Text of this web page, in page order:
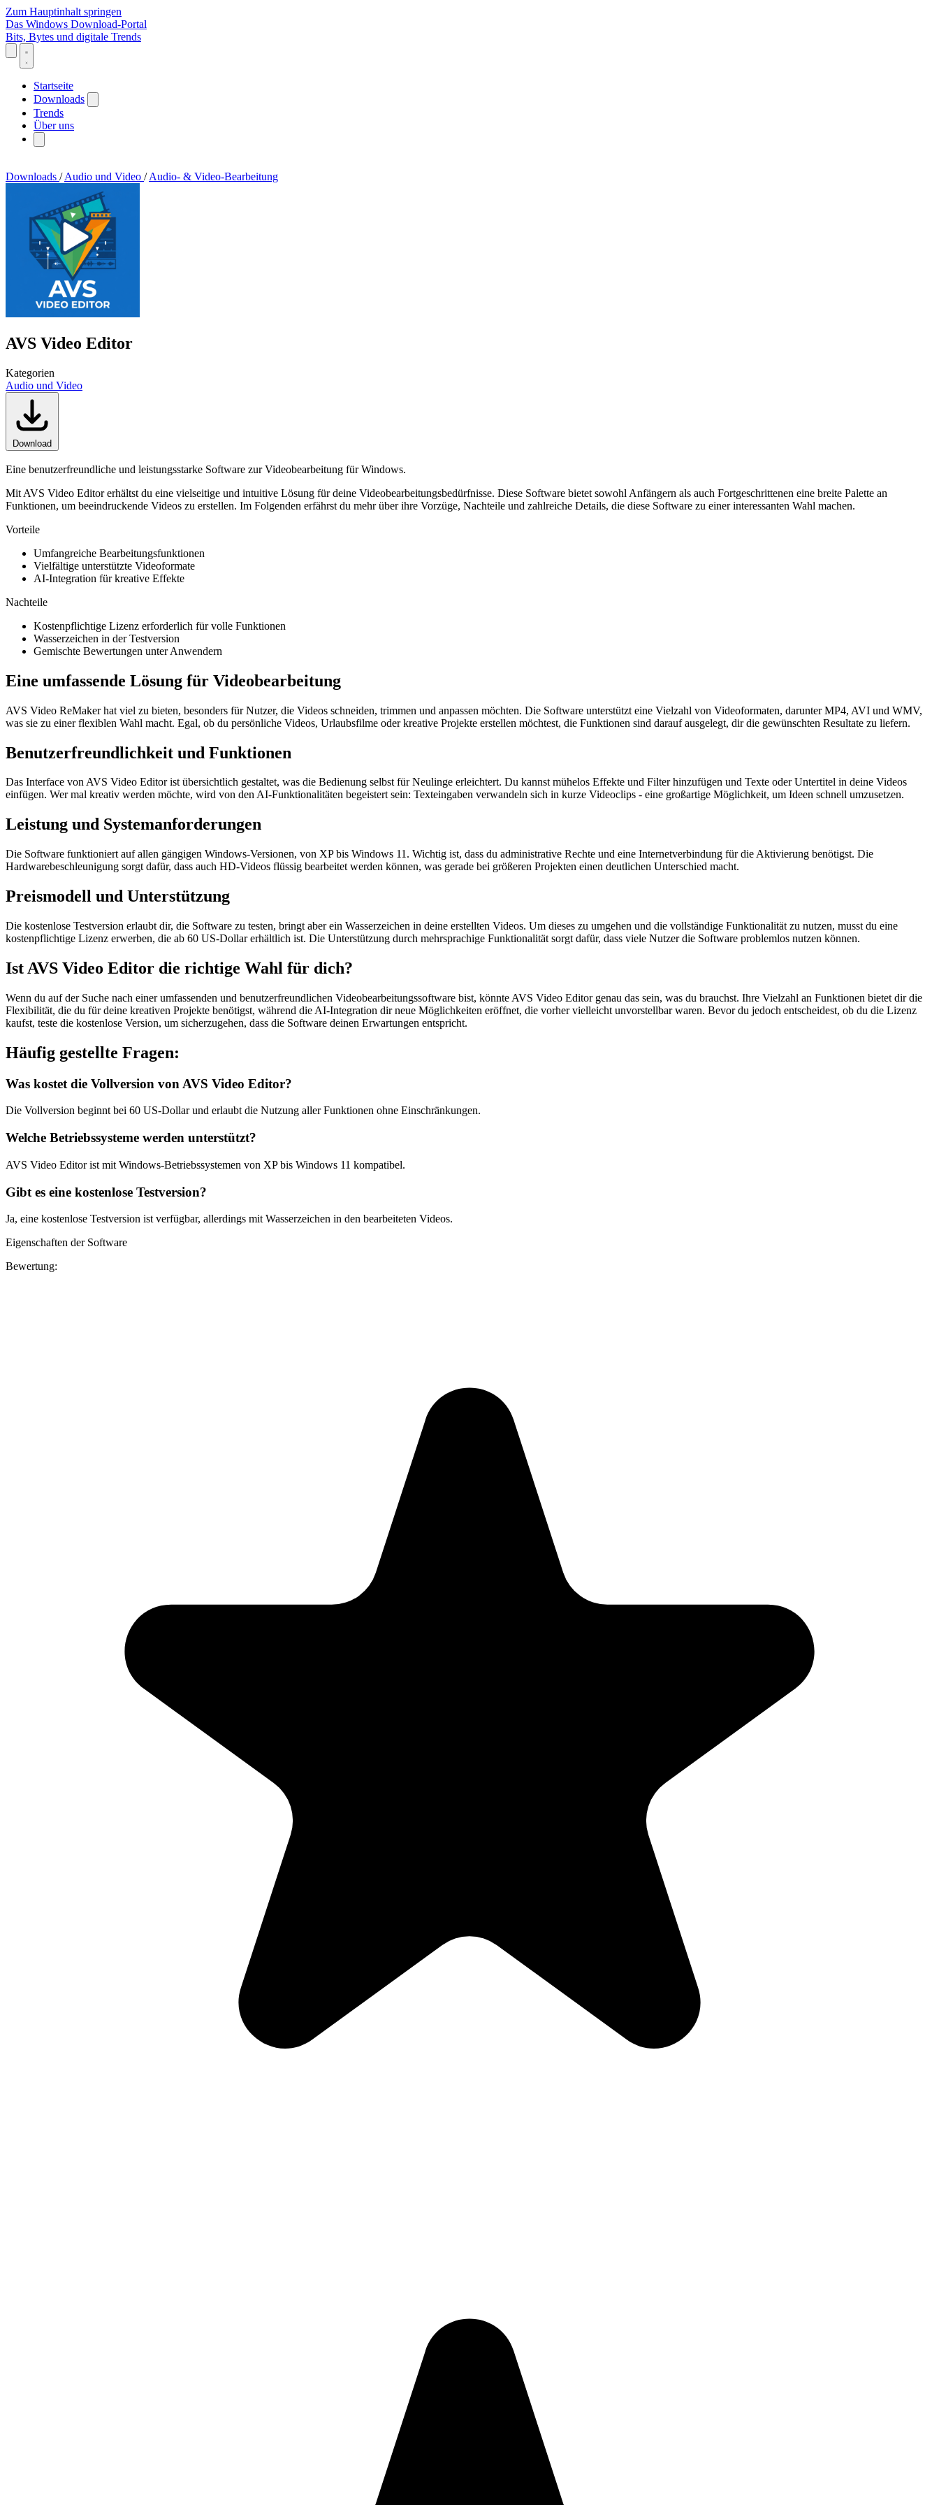
Zum Hauptinhalt springen
Das Windows Download-Portal
Bits, Bytes und digitale Trends
Startseite
Downloads
Trends
Über uns
Downloads / Audio und Video / Audio- & Video-Bearbeitung
AVS Video Editor
Kategorien
Audio und Video
Download
Eine benutzerfreundliche und leistungsstarke Software zur Videobearbeitung für Windows.
Mit AVS Video Editor erhältst du eine vielseitige und intuitive Lösung für deine Videobearbeitungsbedürfnisse. Diese Software bietet sowohl Anfängern als auch Fortgeschrittenen eine breite Palette an
Funktionen, um beeindruckende Videos zu erstellen. Im Folgenden erfährst du mehr über ihre Vorzüge, Nachteile und zahlreiche Details, die diese Software zu einer interessanten Wahl machen.
Vorteile
Umfangreiche Bearbeitungsfunktionen
Vielfältige unterstützte Videoformate
AI-Integration für kreative Effekte
Nachteile
Kostenpflichtige Lizenz erforderlich für volle Funktionen
Wasserzeichen in der Testversion
Gemischte Bewertungen unter Anwendern
Eine umfassende Lösung für Videobearbeitung
AVS Video ReMaker hat viel zu bieten, besonders für Nutzer, die Videos schneiden, trimmen und anpassen möchten. Die Software unterstützt eine Vielzahl von Videoformaten, darunter MP4, AVI und WMV,
was sie zu einer flexiblen Wahl macht. Egal, ob du persönliche Videos, Urlaubsfilme oder kreative Projekte erstellen möchtest, die Funktionen sind darauf ausgelegt, dir die gewünschten Resultate zu liefern.
Benutzerfreundlichkeit und Funktionen
Das Interface von AVS Video Editor ist übersichtlich gestaltet, was die Bedienung selbst für Neulinge erleichtert. Du kannst mühelos Effekte und Filter hinzufügen und Texte oder Untertitel in deine Videos
einfügen. Wer mal kreativ werden möchte, wird von den AI-Funktionalitäten begeistert sein: Texteingaben verwandeln sich in kurze Videoclips - eine großartige Möglichkeit, um Ideen schnell umzusetzen.
Leistung und Systemanforderungen
Die Software funktioniert auf allen gängigen Windows-Versionen, von XP bis Windows 11. Wichtig ist, dass du administrative Rechte und eine Internetverbindung für die Aktivierung benötigst. Die
Hardwarebeschleunigung sorgt dafür, dass auch HD-Videos flüssig bearbeitet werden können, was gerade bei größeren Projekten einen deutlichen Unterschied macht.
Preismodell und Unterstützung
Die kostenlose Testversion erlaubt dir, die Software zu testen, bringt aber ein Wasserzeichen in deine erstellten Videos. Um dieses zu umgehen und die vollständige Funktionalität zu nutzen, musst du eine
kostenpflichtige Lizenz erwerben, die ab 60 US-Dollar erhältlich ist. Die Unterstützung durch mehrsprachige Funktionalität sorgt dafür, dass viele Nutzer die Software problemlos nutzen können.
Ist AVS Video Editor die richtige Wahl für dich?
Wenn du auf der Suche nach einer umfassenden und benutzerfreundlichen Videobearbeitungssoftware bist, könnte AVS Video Editor genau das sein, was du brauchst. Ihre Vielzahl an Funktionen bietet dir die
Flexibilität, die du für deine kreativen Projekte benötigst, während die AI-Integration dir neue Möglichkeiten eröffnet, die vorher vielleicht unvorstellbar waren. Bevor du jedoch entscheidest, ob du die Lizenz
kaufst, teste die kostenlose Version, um sicherzugehen, dass die Software deinen Erwartungen entspricht.
Häufig gestellte Fragen:
Was kostet die Vollversion von AVS Video Editor?
Die Vollversion beginnt bei 60 US-Dollar und erlaubt die Nutzung aller Funktionen ohne Einschränkungen.
Welche Betriebssysteme werden unterstützt?
AVS Video Editor ist mit Windows-Betriebssystemen von XP bis Windows 11 kompatibel.
Gibt es eine kostenlose Testversion?
Ja, eine kostenlose Testversion ist verfügbar, allerdings mit Wasserzeichen in den bearbeiteten Videos.
Eigenschaften der Software
Bewertung: